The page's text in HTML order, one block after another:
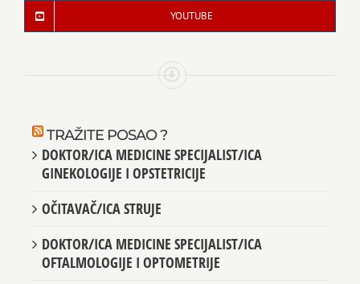
YOUTUBE
TRAŽITE POSAO ?
DOKTOR/ICA MEDICINE SPECIJALIST/ICA
GINEKOLOGIJE I OPSTETRICIJE
OČITAVAČ/ICA STRUJE
DOKTOR/ICA MEDICINE SPECIJALIST/ICA
OFTALMOLOGIJE I OPTOMETRIJE